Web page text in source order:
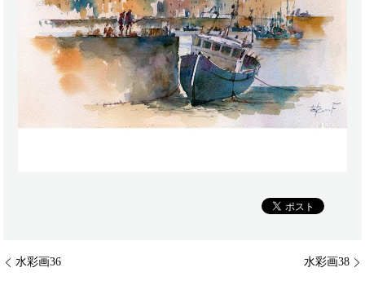
水彩画36 水彩画38